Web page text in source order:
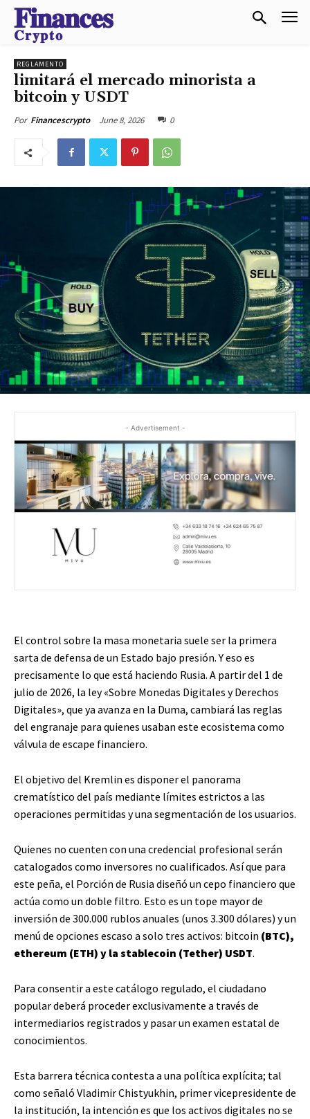
𝐅𝐢𝐧𝐚𝐧𝐜𝐞𝐬
𝐂𝐫𝐲𝐩𝐭𝐨
REGLAMENTO
limitará el mercado minorista a
bitcoin y USDT
Por Financescrypto June 8, 2026 0
- Advertisement -
El control sobre la masa monetaria suele ser la primera
sarta de defensa de un Estado bajo presión. Y eso es
precisamente lo que está haciendo Rusia. A partir del 1 de
julio de 2026, la ley «Sobre Monedas Digitales y Derechos
Digitales», que ya avanza en la Duma, cambiará las reglas
del engranaje para quienes usaban este ecosistema como
válvula de escape financiero.
El objetivo del Kremlin es disponer el panorama
crematístico del país mediante límites estrictos a las
operaciones permitidas y una segmentación de los usuarios.
Quienes no cuenten con una credencial profesional serán
catalogados como inversores no cualificados. Así que para
este peña, el Porción de Rusia diseñó un cepo financiero que
actúa como un doble filtro. Esto es un tope mayor de
inversión de 300.000 rublos anuales (unos 3.300 dólares) y un
menú de opciones escaso a solo tres activos: bitcoin (BTC),
ethereum (ETH) y la stablecoin (Tether) USDT.
Para consentir a este catálogo regulado, el ciudadano
popular deberá proceder exclusivamente a través de
intermediarios registrados y pasar un examen estatal de
conocimientos.
Esta barrera técnica contesta a una política explícita; tal
como señaló Vladimir Chistyukhin, primer vicepresidente de
la institución, la intención es que los activos digitales no se